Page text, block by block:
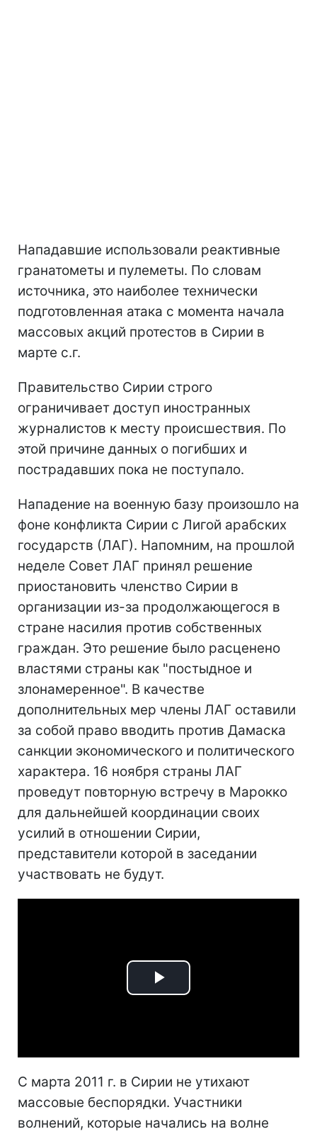
Нападавшие использовали реактивные
гранатометы и пулеметы. По словам
источника, это наиболее технически
подготовленная атака с момента начала
массовых акций протестов в Сирии в
марте с.г.
Правительство Сирии строго
ограничивает доступ иностранных
журналистов к месту происшествия. По
этой причине данных о погибших и
пострадавших пока не поступало.
Нападение на военную базу произошло на
фоне конфликта Сирии с Лигой арабских
государств (ЛАГ). Напомним, на прошлой
неделе Совет ЛАГ принял решение
приостановить членство Сирии в
организации из-за продолжающегося в
стране насилия против собственных
граждан. Это решение было расценено
властями страны как "постыдное и
злонамеренное". В качестве
дополнительных мер члены ЛАГ оставили
за собой право вводить против Дамаска
санкции экономического и политического
характера. 16 ноября страны ЛАГ
проведут повторную встречу в Марокко
для дальнейшей координации своих
усилий в отношении Сирии,
представители которой в заседании
участвовать не будут.
Play
С марта 2011 г. в Сирии не утихают
массовые беспорядки. Участники
волнений, которые начались на волне